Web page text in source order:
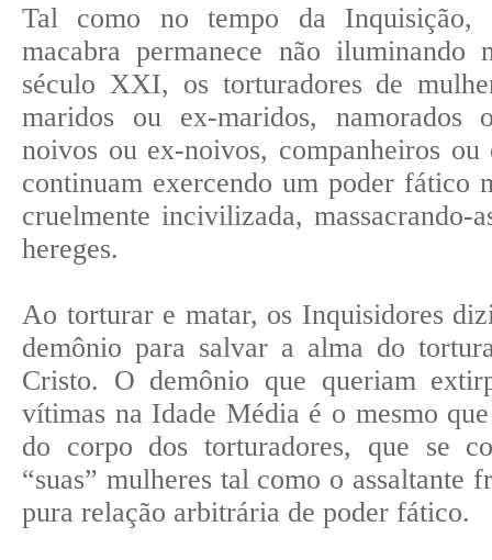
Tal como no tempo da Inquisição,
macabra permanece não iluminando
século XXI, os torturadores de
maridos ou ex-maridos, namorados
noivos ou ex-noivos, companheiros ou
continuam exercendo um poder fático
cruelmente incivilizada, massacrando-
hereges.
Ao torturar e matar, os Inquisidores
demônio para salvar a alma do
Cristo. O demônio que queriam
vítimas na Idade Média é o mesmo
do corpo dos torturadores, que se
“suas” mulheres tal como o assaltante
pura relação arbitrária de poder fático.